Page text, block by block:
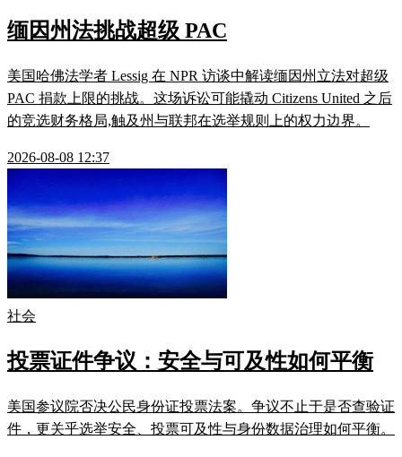
缅因州法挑战超级 PAC
美国哈佛法学者 Lessig 在 NPR 访谈中解读缅因州立法对超级
PAC 捐款上限的挑战。这场诉讼可能撬动 Citizens United 之后
的竞选财务格局,触及州与联邦在选举规则上的权力边界。
2026-08-08 12:37
社会
投票证件争议：安全与可及性如何平衡
美国参议院否决公民身份证投票法案。争议不止于是否查验证
件，更关乎选举安全、投票可及性与身份数据治理如何平衡。